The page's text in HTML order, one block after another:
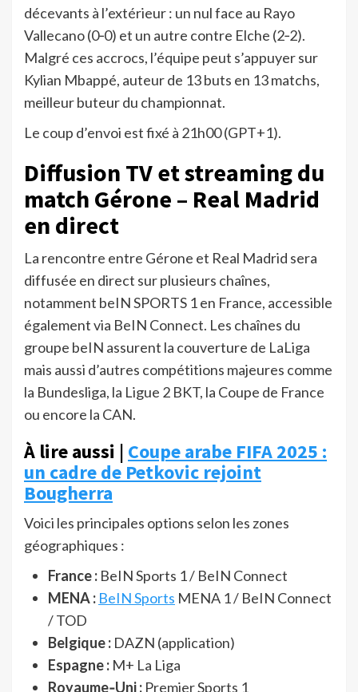
décevants à l’extérieur : un nul face au Rayo
Vallecano (0‑0) et un autre contre Elche (2‑2).
Malgré ces accrocs, l’équipe peut s’appuyer sur
Kylian Mbappé, auteur de 13 buts en 13 matchs,
meilleur buteur du championnat.
Le coup d’envoi est fixé à 21h00 (GPT+1).
Diffusion TV et streaming du
match Gérone – Real Madrid
en direct
La rencontre entre Gérone et Real Madrid sera
diffusée en direct sur plusieurs chaînes,
notamment beIN SPORTS 1 en France, accessible
également via BeIN Connect. Les chaînes du
groupe beIN assurent la couverture de LaLiga
mais aussi d’autres compétitions majeures comme
la Bundesliga, la Ligue 2 BKT, la Coupe de France
ou encore la CAN.
À lire aussi | Coupe arabe FIFA 2025 :
un cadre de Petkovic rejoint
Bougherra
Voici les principales options selon les zones
géographiques :
France : BeIN Sports 1 / BeIN Connect
MENA : BeIN Sports MENA 1 / BeIN Connect
/ TOD
Belgique : DAZN (application)
Espagne : M+ La Liga
Royaume‑Uni : Premier Sports 1